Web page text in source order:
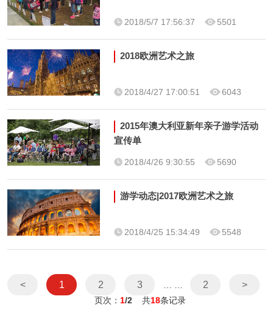
2018/5/7 17:56:37 5501
2018欧洲艺术之旅
2018/4/27 17:00:51 6043
2015年澳大利亚新年亲子游学活动
宣传单
2018/4/26 9:30:55 5690
游学动态|2017欧洲艺术之旅
2018/4/25 15:34:49 5548
< 1 2 3 2 >
页次： 1/2 共18条记录